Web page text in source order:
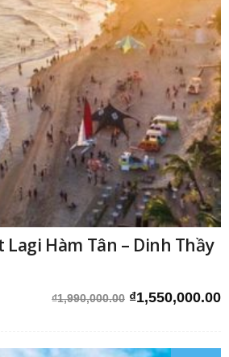
Hàm Tân – Dinh Thầy
₫1,990,000.00 Giá
₫1,990,000.00.
₫1,550,000.00